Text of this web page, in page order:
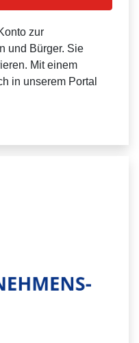
zur
und Bürger. Sie
Mit einem
in unserem Portal